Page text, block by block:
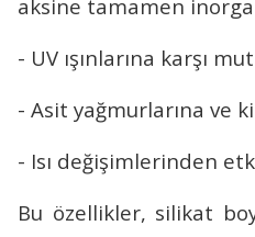
aksine tamamen
- UV ışınlarına karşı
- Asit yağmurlarına ve
- Isı değişimlerinden
Bu özellikler, silikat